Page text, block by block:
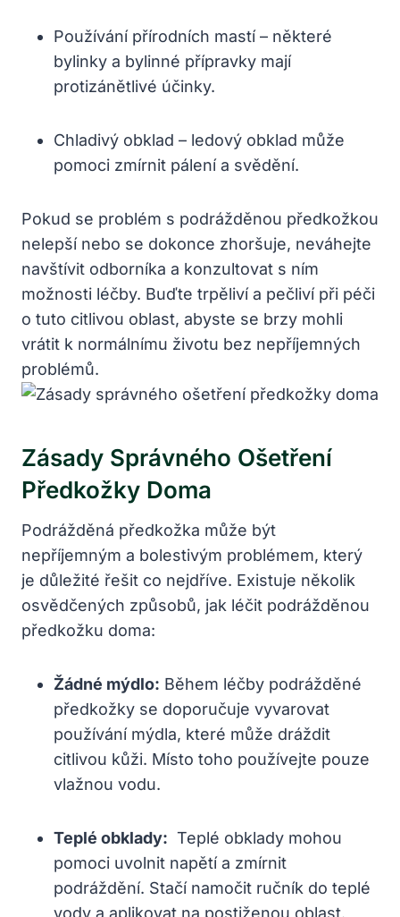
Používání ​přírodních mastí – ‍některé
bylinky a bylinné přípravky ⁢mají
protizánětlivé účinky.
Chladivý obklad – ledový obklad může
‌pomoci zmírnit⁤ pálení ​a‍ svědění.
Pokud se problém s podrážděnou předkožkou
nelepší ⁢nebo ‌se⁣ dokonce zhoršuje,‌ neváhejte
navštívit odborníka a konzultovat s ním⁤
možnosti léčby. Buďte trpěliví ⁢a‍ pečliví při péči
⁤o ⁣tuto ​citlivou⁣ oblast, abyste ​se brzy ⁤mohli
vrátit⁢ k normálnímu životu bez nepříjemných
problémů.
Zásady Správného‍ Ošetření
Předkožky Doma
Podrážděná předkožka může být
nepříjemným⁣ a bolestivým problémem,⁣ který
je důležité řešit co⁤ nejdříve. Existuje⁢ několik
osvědčených ⁤způsobů,‍ jak léčit‌ podrážděnou
předkožku doma:
Žádné ⁤mýdlo: Během léčby ⁣podrážděné
předkožky se doporučuje vyvarovat
používání mýdla,‌ které‍ může dráždit⁢
citlivou kůži. Místo⁣ toho používejte pouze
vlažnou vodu.
Teplé‍ obklady: ⁢ Teplé obklady mohou
pomoci​ uvolnit napětí a zmírnit⁢
podráždění. Stačí namočit ručník do teplé
vody a aplikovat⁢ na​ postiženou‌ oblast.